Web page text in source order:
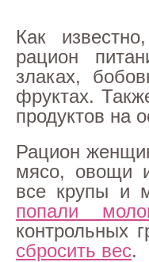
Как
рацион
злаках,
фруктах.
продуктов на
Рацион
мясо, овощи
все крупы и
попали
контрольных
сбросить вес.